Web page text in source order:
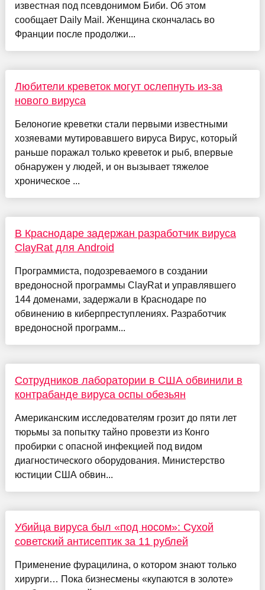
известная под псевдонимом Биби. Об этом
сообщает Daily Mail. Женщина скончалась во
Франции после продолжи...
Любители креветок могут ослепнуть из-за
нового вируса
Белоногие креветки стали первыми известными
хозяевами мутировавшего вируса Вирус, который
раньше поражал только креветок и рыб, впервые
обнаружен у людей, и он вызывает тяжелое
хроническое ...
В Краснодаре задержан разработчик вируса
ClayRat для Android
Программиста, подозреваемого в создании
вредоносной программы ClayRat и управлявшего
144 доменами, задержали в Краснодаре по
обвинению в киберпреступлениях. Разработчик
вредоносной программ...
Сотрудников лаборатории в США обвинили в
контрабанде вируса оспы обезьян
Американским исследователям грозит до пяти лет
тюрьмы за попытку тайно провезти из Конго
пробирки с опасной инфекцией под видом
диагностического оборудования. Министерство
юстиции США обвин...
Убийца вируса был «под носом»: Сухой
советский антисептик за 11 рублей
Применение фурацилина, о котором знают только
хирурги… Пока бизнесмены «купаются в золоте»